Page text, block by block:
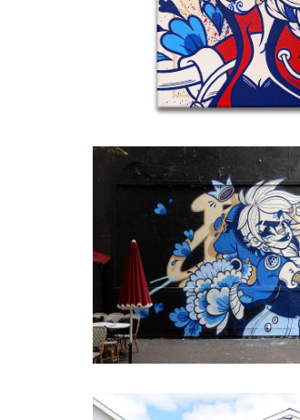
Le M.U.R. Oberkampf
Details